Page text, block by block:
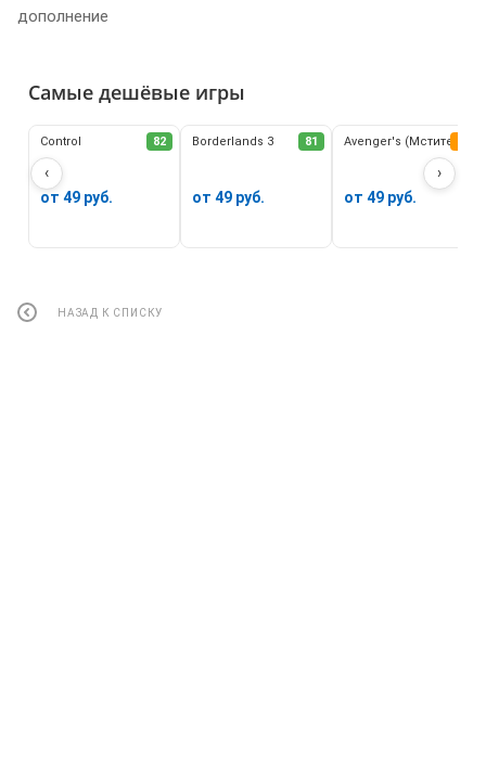
дополнение
Самые дешёвые игры
‹ ›
82
Control
от 49 руб.
81
Borderlands 3
от 49 руб.
Avenger's (Мстители)
от 49 руб.
НАЗАД К СПИСКУ